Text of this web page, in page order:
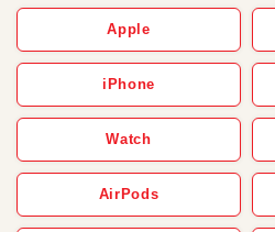
Apple
iPhone
Watch
AirPods